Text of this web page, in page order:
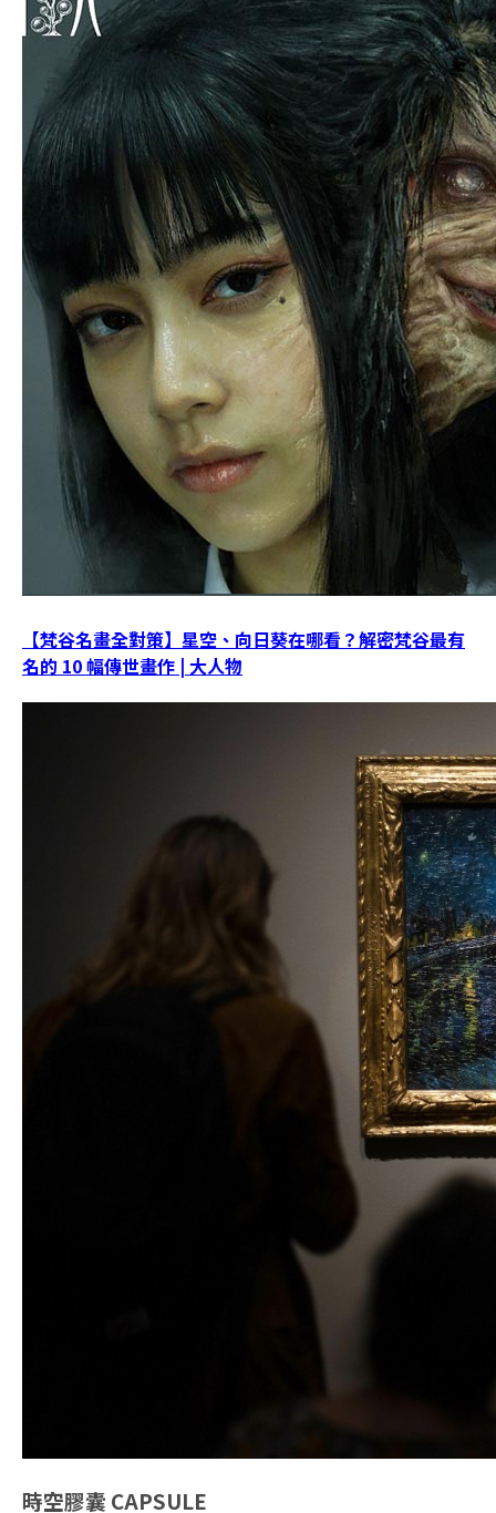
【梵谷名畫全對策】星空、向日葵在哪看？解密梵谷最有
名的 10 幅傳世畫作 | 大人物
時空膠囊 CAPSULE